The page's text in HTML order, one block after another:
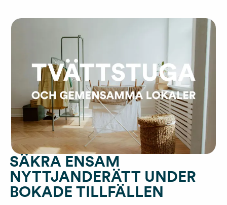
SÄKRA ENSAM
NYTTJANDERÄTT UNDER
BOKADE TILLFÄLLEN